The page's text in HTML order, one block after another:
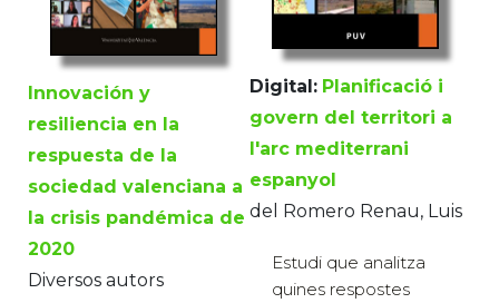
Innovación y
resiliencia en la
respuesta de la
sociedad valenciana a
la crisis pandémica de
2020
Diversos autors
Digital: Planificació i
govern del territori a
l'arc mediterrani
espanyol
del Romero Renau, Luis
Estudi que analitza
quines respostes